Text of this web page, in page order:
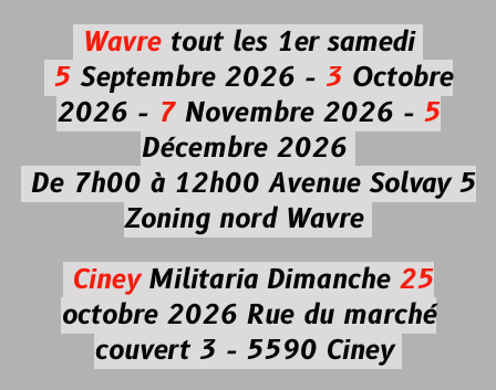
Wavretout les 1er samedi
5Septembre 2026 - 3Octobre
2026 -7Novembre 2026 - 5
Décembre 2026
De 7h00 à 12h00 Avenue Solvay 5
Zoning nord Wavre
CineyMilitaria Dimanche 25
octobre 2026Rue du marché
couvert 3 - 5590 Ciney